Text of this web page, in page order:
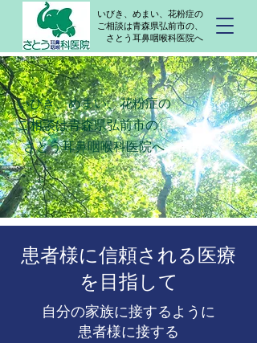
いびき、めまい、花粉症の
ご相談は青森県弘前市の、
さとう耳鼻咽喉科医院へ
いびき、めまい、花粉症の
ご相談は青森県弘前市の、
さとう耳鼻咽喉科医院へ
患者様に信頼される医療
を目指して
自分の家族に接するように
患者様に接する